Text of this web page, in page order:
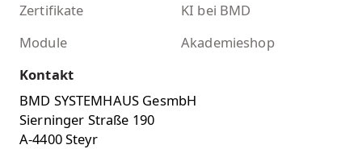
Zertifikate
KI bei BMD
Module
Akademieshop
Kontakt
BMD SYSTEMHAUS GesmbH
Sierninger Straße 190
A-4400 Steyr